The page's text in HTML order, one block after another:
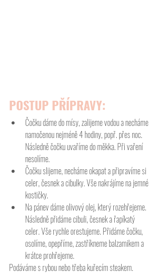
POSTUP PŘÍPRAVY:
Čočku dáme do mísy, zalijeme vodou a necháme
namočenou nejméně 4 hodiny, popř. přes noc.
Následně čočku uvaříme do měkka. Při vaření
nesolíme.
Čočku slijeme, necháme okapat a připravíme si
celer, česnek a cibulky. Vše nakrájíme na jemné
kostičky.
Na pánev dáme olivový olej, který rozehřejeme.
Následně přidáme cibuli, česnek a řapíkatý
celer. Vše rychle orestujeme. Přidáme čočku,
osolíme, opepříme, zastříkneme balzamikem a
krátce prohřejeme.
Podáváme s rybou nebo třeba kuřecím steakem.